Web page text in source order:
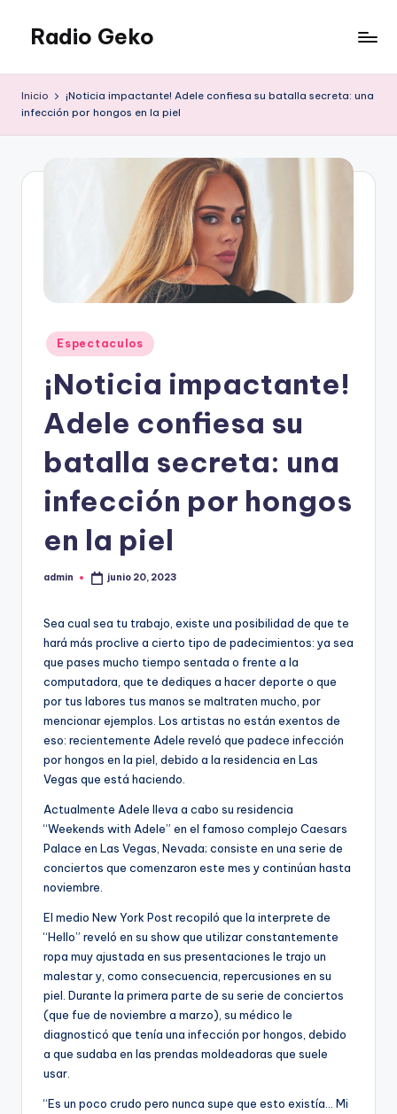
Saltar
contenido
Radio Geko
Inicio
¡Noticia impactante! Adele confiesa su batalla secreta: una
infección por hongos en la piel
Publicado
en
Espectaculos
¡Noticia impactante!
Adele confiesa su
batalla secreta: una
infección por hongos
en la piel
Publicado
admin junio 20, 2023
Sea cual sea tu trabajo, existe una posibilidad de que te
hará más proclive a cierto tipo de padecimientos: ya sea
que pases mucho tiempo sentada o frente a la
computadora, que te dediques a hacer deporte o que
por tus labores tus manos se maltraten mucho, por
mencionar ejemplos. Los artistas no están exentos de
eso: recientemente Adele reveló que padece infección
por hongos en la piel, debido a la residencia en Las
Vegas que está haciendo.
Actualmente Adele lleva a cabo su residencia
“Weekends with Adele” en el famoso complejo Caesars
Palace en Las Vegas, Nevada; consiste en una serie de
conciertos que comenzaron este mes y continúan hasta
noviembre.
El medio New York Post recopiló que la interprete de
“Hello” reveló en su show que utilizar constantemente
ropa muy ajustada en sus presentaciones le trajo un
malestar y, como consecuencia, repercusiones en su
piel. Durante la primera parte de su serie de conciertos
(que fue de noviembre a marzo), su médico le
diagnosticó que tenía una infección por hongos, debido
a que sudaba en las prendas moldeadoras que suele
usar.
“Es un poco crudo pero nunca supe que esto existía… Mi